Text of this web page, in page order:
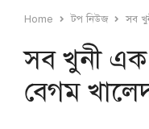
Home টপ নিউজ সব
সব খুনী এক
বেগম